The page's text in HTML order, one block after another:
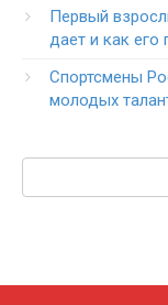
Первый
дает и как его
Спортсмены
молодых
Поиск: